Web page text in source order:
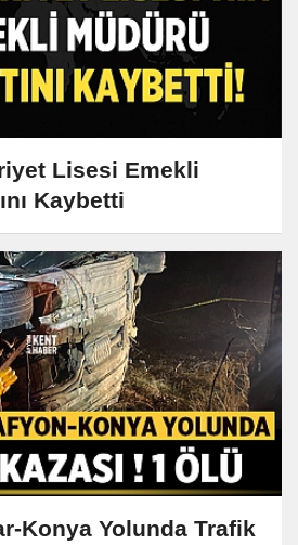
Lisesi Emekli
Kaybetti
Konya Yolunda Trafik